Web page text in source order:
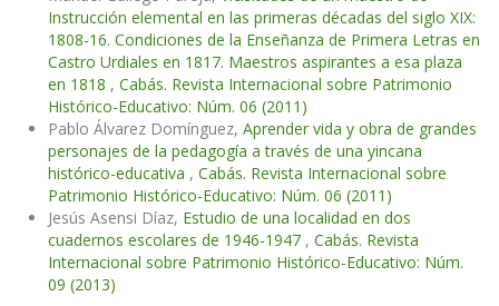
Instrucción elemental en las primeras décadas del siglo XIX:
1808-16. Condiciones de la Enseñanza de Primera Letras en
Castro Urdiales en 1817. Maestros aspirantes a esa plaza
en 1818 , Cabás. Revista Internacional sobre Patrimonio
Histórico-Educativo: Núm. 06 (2011)
Pablo Álvarez Domínguez, Aprender vida y obra de grandes
personajes de la pedagogía a través de una yincana
histórico-educativa , Cabás. Revista Internacional sobre
Patrimonio Histórico-Educativo: Núm. 06 (2011)
Jesús Asensi Díaz, Estudio de una localidad en dos
cuadernos escolares de 1946-1947 , Cabás. Revista
Internacional sobre Patrimonio Histórico-Educativo: Núm.
09 (2013)